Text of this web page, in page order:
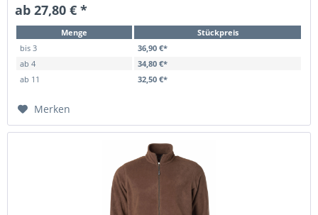
ab 27,80 € *
Menge
Stückpreis
bis 3
36,90 €*
ab 4
34,80 €*
ab 11 32,50 €*
Merken